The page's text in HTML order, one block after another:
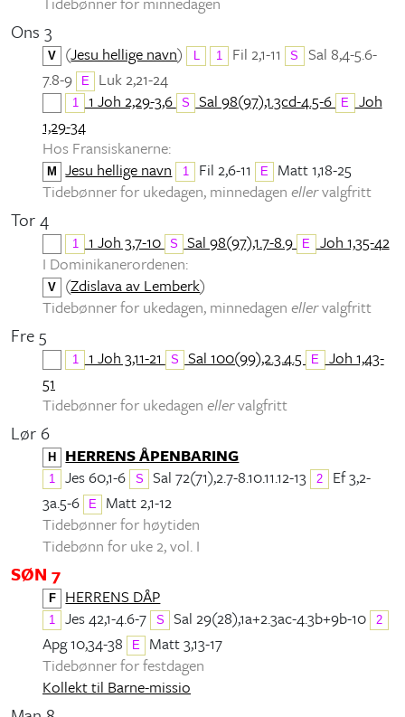
Ons 3
V (Jesu hellige navn) L 1 Fil 2,1-11 S Sal 8,4-5.6-
7.8-9
E Luk 2,21-24
1 1 Joh 2,29-3,6 S Sal 98(97),1.3cd-4.5-6 E Joh
1,29-34
Hos Fransiskanerne:
M Jesu hellige navn 1 Fil 2,6-11 E
Matt 1,18-25
Tidebønner for ukedagen, minnedagen ellervalgfritt
Tor 4
1 1 Joh 3,7-10 S Sal 98(97),1.7-8.9 E Joh 1,35-42
I Dominikanerordenen:
V (Zdislava av Lemberk)
Tidebønner for ukedagen, minnedagen ellervalgfritt
Fre 5
1 1 Joh 3,11-21 S Sal 100(99),2.3.4.5 E Joh 1,43-
51
Tidebønner for ukedagen ellervalgfritt
Lør 6
H HERRENS ÅPENBARING
1 Jes 60,1-6 S Sal 72(71),2.7-8.10.11.12-13 2
Ef 3,2-
3a.5-6
E
Matt 2,1-12
Tidebønner for høytiden
Tidebønn for uke 2, vol. I
SØN 7
F HERRENS DÅP
1 Jes 42,1-4.6-7 S Sal 29(28),1a+2.3ac-4.3b+9b-10 2
Apg 10,34-38 E
Matt 3,13-17
Tidebønner for festdagen
Kollekt til Barne-missio